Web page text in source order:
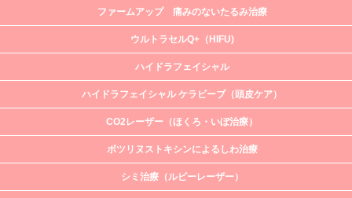
ファームアップ 痛みのないたるみ治療
ウルトラセルQ+（HIFU)
ハイドラフェイシャル
ハイドラフェイシャル ケラビーブ（頭皮ケア）
CO2レーザー（ほくろ・いぼ治療）
ボツリヌストキシンによるしわ治療
シミ治療（ルビーレーザー）